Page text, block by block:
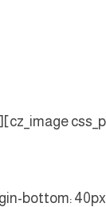
bottom: 40px